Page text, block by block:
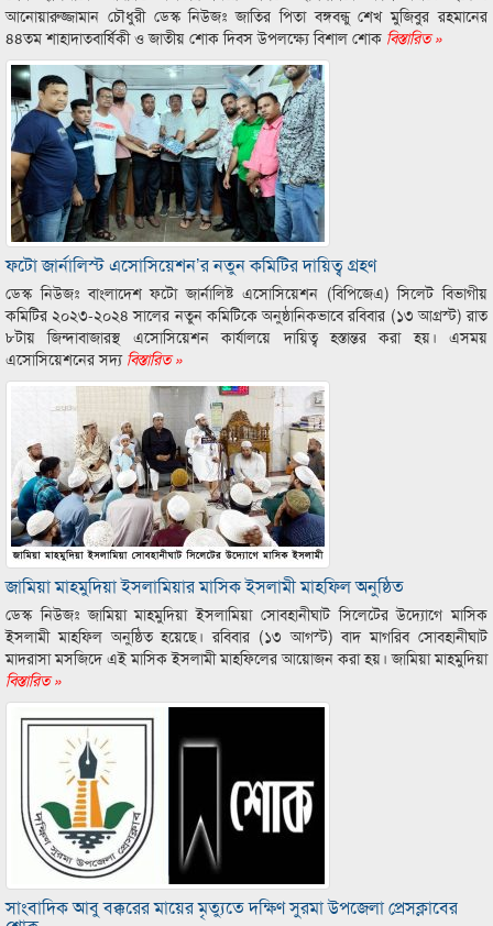
আনোয়ারুজ্জামান চৌধুরী ডেস্ক নিউজঃ জাতির পিতা বঙ্গবন্ধু শেখ মুজিবুর রহমানের
৪৪তম শাহাদাতবার্ষিকী ও জাতীয় শোক দিবস উপলক্ষ্যে বিশাল শোক বিস্তারিত »
ফটো জার্নালিস্ট এসোসিয়েশন’র নতুন কমিটির দায়িত্ব গ্রহণ
ডেস্ক নিউজঃ বাংলাদেশ ফটো জার্নালিষ্ট এসোসিয়েশন (বিপিজেএ) সিলেট বিভাগীয়
কমিটির ২০২৩-২০২৪ সালের নতুন কমিটিকে অনুষ্ঠানিকভাবে রবিবার (১৩ আগ্রস্ট) রাত
৮টায় জিন্দাবাজারস্থ এসোসিয়েশন কার্যালয়ে দায়িত্ব হস্তান্তর করা হয়। এসময়
এসোসিয়েশনের সদ্যবিস্তারিত »
জামিয়া মাহমুদিয়া ইসলামিয়ার মাসিক ইসলামী মাহফিল অনুষ্ঠিত
ডেস্ক নিউজঃ জামিয়া মাহমুদিয়া ইসলামিয়া সোবহানীঘাট সিলেটের উদ্যোগে মাসিক
ইসলামী মাহফিল অনুষ্ঠিত হয়েছে। রবিবার (১৩ আগস্ট) বাদ মাগরিব সোবহানীঘাট
মাদরাসা মসজিদে এই মাসিক ইসলামী মাহফিলের আয়োজন করা হয়। জামিয়া মাহমুদিয়া
বিস্তারিত »
সাংবাদিক আবু বক্করের মায়ের মৃত্যুতে দক্ষিণ সুরমা উপজেলা প্রেসক্লাবের